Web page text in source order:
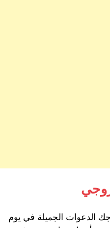
الدعوات الجميلة في يوم